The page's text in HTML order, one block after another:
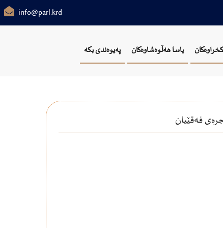
info@parl.krd
یاسا هەڵوەشاوەکان پەیوەندی بکە